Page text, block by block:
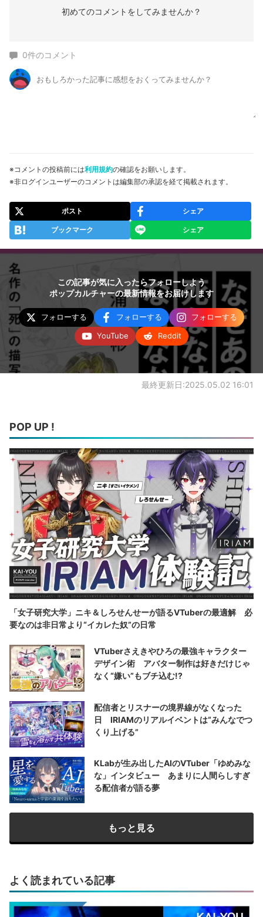
初めてのコメントをしてみませんか？
0件のコメント
※コメントの投稿前には利用規約の確認をお願いします。
※非ログインユーザーのコメントは編集部の承認を経て掲載されます。
ポスト シェア
ブックマーク シェア
この記事が気に入ったらフォローしよう
ポップカルチャーの最新情報をお届けします
フォローする フォローする
フォローする
YouTube
Reddit
最終更新日:2025.05.02 16:01
POP UP !
「女子研究大学」ニキ＆しろせんせーが語るVTuberの最適解 必
要なのは非日常より“イカレた奴”の日常
VTuberさえきやひろの最強キャラクター
デザイン術 アバター制作は好きだけじゃ
なく“嫌い”もブチ込む!?
配信者とリスナーの境界線がなくなった
日 IRIAMのリアルイベントは“みんなでつ
くり上げる”
KLabが生み出したAIのVTuber「ゆめみな
な」インタビュー あまりに人間らしすぎ
る配信者が語る夢
もっと見る
よく読まれている記事